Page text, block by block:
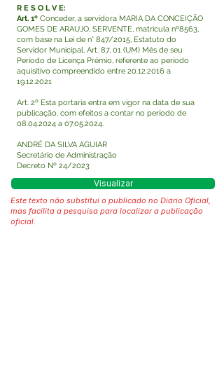
R E S O L V E:
Art. 1º Conceder, a servidora MARIA DA CONCEIÇÃO
GOMES DE ARAUJO, SERVENTE, matricula nº8563,
com base na Lei de n° 847/2015, Estatuto do
Servidor Municipal, Art. 87, 01 (UM) Mês de seu
Período de Licença Prêmio, referente ao período
aquisitivo compreendido entre 20.12.2016 a
19.12.2021
Art. 2º Esta portaria entra em vigor na data de sua
publicação, com efeitos a contar no período de
08.04.2024 a 07.05.2024.
ANDRÉ DA SILVA AGUIAR
Secretário de Administração
Decreto Nº 24/2023
Visualizar
Este texto não substitui o publicado no Diário Oficial,
mas facilita a pesquisa para localizar a publicação
oficial.